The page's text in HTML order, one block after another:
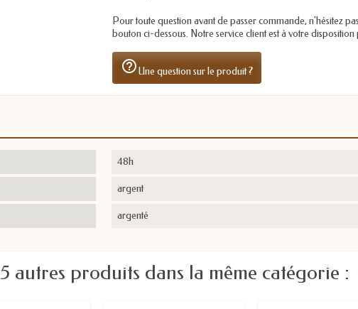
Pour toute question avant de passer commande, n'hésitez
bouton ci-dessous. Notre service client est à votre
help_outlineUne question sur le produit ?
48h
argent
argenté
5 autres produits dans la même catégorie :